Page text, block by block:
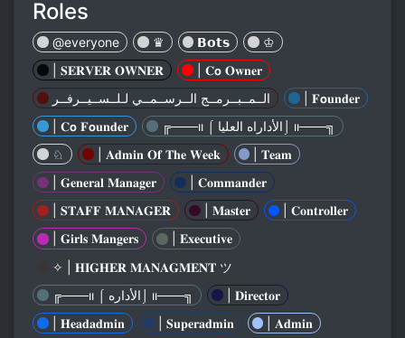
Roles
@everyone ♛ 𝗕𝗼𝘁𝘀
♔
| 𝐒𝐄𝐑𝐕𝐄𝐑 𝐎𝐖𝐍𝐄𝐑
| 𝐂𝗼 𝐎𝐰𝐧𝐞𝐫
الــمــبــرمــج الــرســمــي لـلــســيــرفــر
| 𝐅𝗼𝐮𝐧𝐝𝐞𝐫
| 𝐂𝗼 𝐅𝗼𝐮𝐧𝐝𝐞𝐫
╔───ıı ⌠ الأداراه العليا⌡ ıı───╗
♘
| 𝐀𝐝𝐦𝐢𝐧 𝐎𝐟 𝐓𝐡𝐞 𝐖𝐞𝐞𝐤
| 𝐓𝐞𝐚𝐦
| 𝐆𝐞𝐧𝐞𝐫𝐚𝐥 𝐌𝐚𝐧𝐚𝐠𝐞𝐫
| 𝐂𝐨𝐦𝐦𝐚𝐧𝐝𝐞𝐫
| 𝐒𝐓𝐀𝐅𝐅 𝐌𝐀𝐍𝐀𝐆𝐄𝐑
| 𝐌𝐚𝐬𝐭𝐞𝐫
| 𝐂𝐨𝐧𝐭𝐫𝐨𝐥𝐥𝐞𝐫
| 𝐆𝐢𝐫𝐥𝐬 𝐌𝐚𝐧𝐠𝐞𝐫𝐬
| 𝐄𝐱𝐞𝐜𝐮𝐭𝐢𝐯𝐞
✧ | 𝐇𝐈𝐆𝐇𝐄𝐑 𝐌𝐀𝐍𝐀𝐆𝐌𝐄𝐍𝐓 ツ
╔───ıı ⌠ الأداره⌡ ıı───╗
| 𝐃𝐢𝐫𝐞𝐜𝐭𝐨𝐫
| 𝐇𝐞𝐚𝐝𝐚𝐝𝐦𝐢𝐧
| 𝐒𝐮𝐩𝐞𝐫𝐚𝐝𝐦𝐢𝐧
| 𝐀𝐝𝐦𝐢𝐧